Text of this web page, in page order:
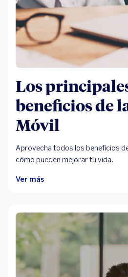
Los
beneficios de
Móvil
Aprovecha todos los beneficios
cómo pueden mejorar tu vida.
Ver más